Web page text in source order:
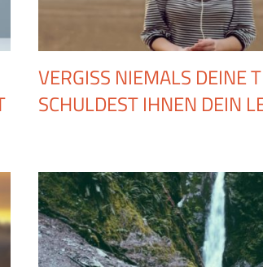
VERGISS NIEMALS DEINE
SCHULDEST IHNEN DEIN